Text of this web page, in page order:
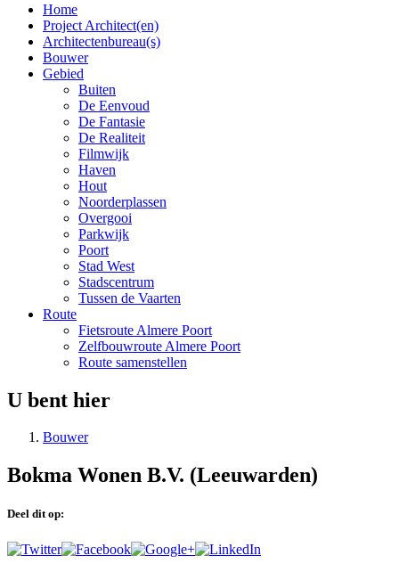
Home
Project Architect(en)
Architectenbureau(s)
Bouwer
Gebied
Buiten
De Eenvoud
De Fantasie
De Realiteit
Filmwijk
Haven
Hout
Noorderplassen
Overgooi
Parkwijk
Poort
Stad West
Stadscentrum
Tussen de Vaarten
Route
Fietsroute Almere Poort
Zelfbouwroute Almere Poort
Route samenstellen
U bent hier
Bouwer
Bokma Wonen B.V. (Leeuwarden)
Deel dit op: